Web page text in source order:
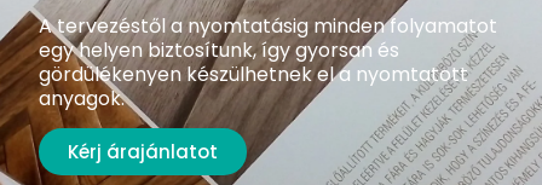
A tervezéstől a nyomtatásig minden folyamatot
egy helyen biztosítunk, így gyorsan és
gördülékenyen készülhetnek el a nyomtatott
anyagok.
Kérj árajánlatot